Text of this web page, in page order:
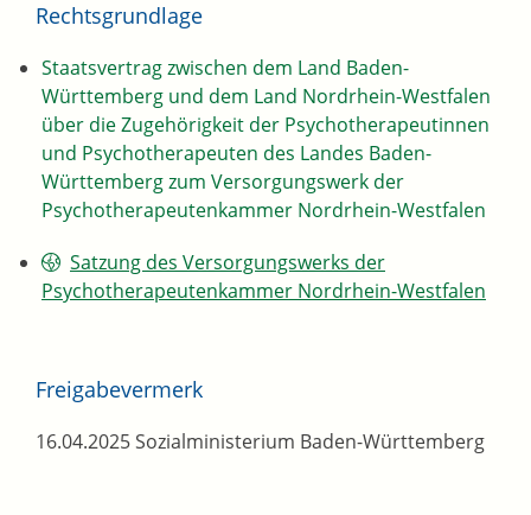
Rechtsgrundlage
Staatsvertrag zwischen dem Land Baden-
Württemberg und dem Land Nordrhein-Westfalen
über die Zugehörigkeit der Psychotherapeutinnen
und Psychotherapeuten des Landes Baden-
Württemberg zum Versorgungswerk der
Psychotherapeutenkammer Nordrhein-Westfalen
Satzung des Versorgungswerks der
Psychotherapeutenkammer Nordrhein-Westfalen
Freigabevermerk
16.04.2025Sozialministerium Baden-Württemberg